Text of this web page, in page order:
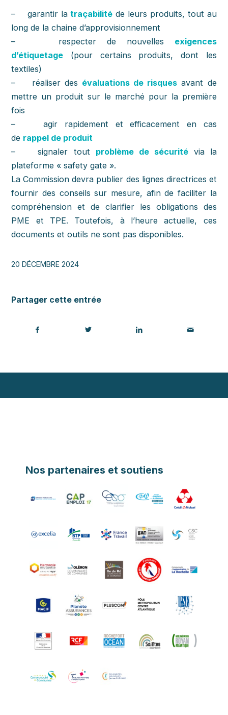
– garantir latraçabilité de leurs produits, tout au
long de la chaine d’approvisionnement
– respecter de nouvelles exigences
d’étiquetage (pour certains produits, dont les
textiles)
– réaliser des évaluations de risques avant de
mettre un produit sur le marché pour la première
fois
– agir rapidement et efficacement en cas
de rappel de produit
– signaler tout problème de sécuritévia la
plateforme « safety gate ».
La Commission devra publier des lignes directrices et
fournir des conseils sur mesure, afin de faciliter la
compréhension et de clarifier les obligations des
PME et TPE. Toutefois, à l’heure actuelle, ces
documents et outils ne sont pas disponibles.
20 DÉCEMBRE 2024
Partager cette entrée
Nos partenaires et soutiens